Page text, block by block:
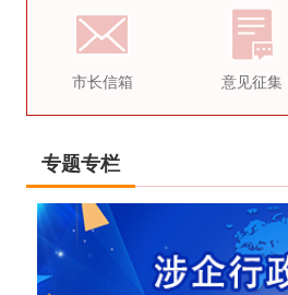
市长信箱 意见征集
专题专栏